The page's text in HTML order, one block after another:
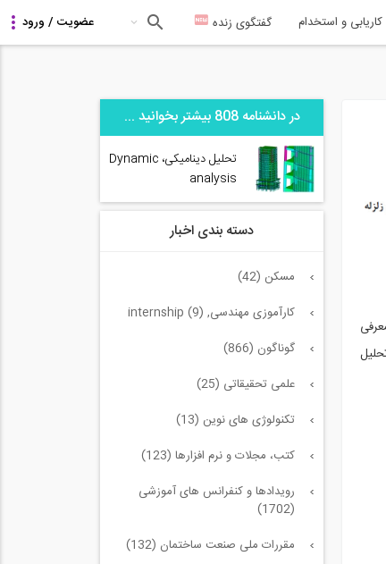
کاریابی و استخدام گفتگوی زنده
در دانشنامه 808 بیشتر بخوانید ...
تحلیل دینامیکی، Dynamic
analysis
دسته بندی اخبار
مسکن (42)
کارآموزی مهندسی, internship (9)
گوناگون (866)
علمی تحقیقاتی (25)
تکنولوژی های نوین (13)
کتب، مجلات و نرم افزارها (123)
رویدادها و کنفرانس های آموزشی
(1702)
مقررات ملی صنعت ساختمان (132)